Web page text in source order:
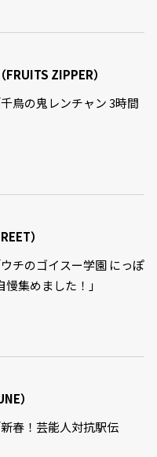
ZIPPER）
鳥の鬼レンチャン 3時間
）
チのゴイスー学園 にっぽ
集めました！」
）
春！芸能人対抗駅伝